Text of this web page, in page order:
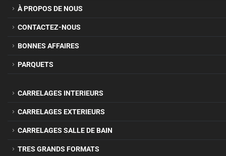
À PROPOS DE NOUS
CONTACTEZ-NOUS
BONNES AFFAIRES
PARQUETS
CARRELAGES INTERIEURS
CARRELAGES EXTERIEURS
CARRELAGES SALLE DE BAIN
TRES GRANDS FORMATS